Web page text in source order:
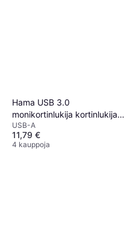
Hama USB 3.0
monikortinlukija kortinlukija
USB 3.0
USB-A
11,79 €
4 kauppoja